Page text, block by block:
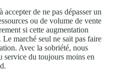
de ne pas dépasser un
ou de volume de vente
si cette augmentation
marché seul ne sait pas faire
Avec la sobriété, nous
service du toujours moins en